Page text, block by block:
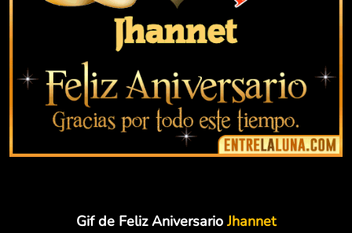
Gif de Feliz AniversarioJhannet